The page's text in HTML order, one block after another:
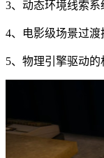
3、动态环境线索
4、电影级场景过
5、物理引擎驱动